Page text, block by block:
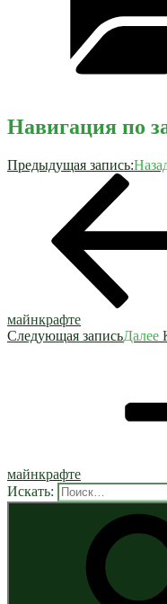
Навигация по
Предыдущая запись:
майнкрафте
Следующая записьДалее
майнкрафте
Искать: